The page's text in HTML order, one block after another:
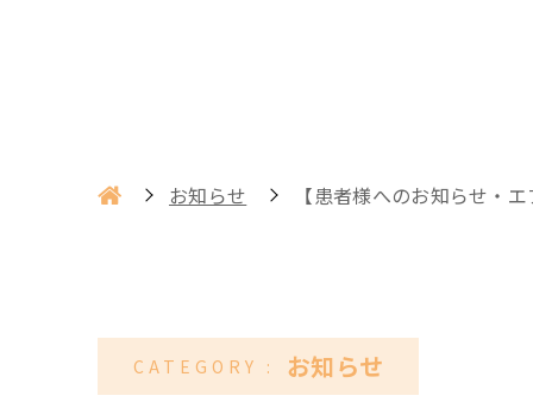
お知らせ 【患者様へのお知らせ・
お知らせ